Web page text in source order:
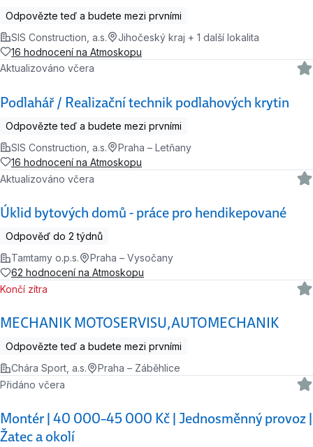
Odpovězte teď a budete mezi prvními
SIS Construction, a.s.
Jihočeský kraj + 1 další lokalita
16 hodnocení na Atmoskopu
Podlahář / Realizační technik podlahových krytin
Aktualizováno včera
Odpovězte teď a budete mezi prvními
SIS Construction, a.s.
Praha – Letňany
16 hodnocení na Atmoskopu
Úklid bytových domů - práce pro hendikepované
Aktualizováno včera
Odpověď do 2 týdnů
Tamtamy o.p.s.
Praha – Vysočany
62 hodnocení na Atmoskopu
MECHANIK MOTOSERVISU,AUTOMECHANIK
Končí zítra
Odpovězte teď a budete mezi prvními
Chára Sport, a.s.
Praha – Záběhlice
Montér | 40 000–45 000 Kč | Jednosměnný provoz |
Žatec a okolí
Přidáno včera